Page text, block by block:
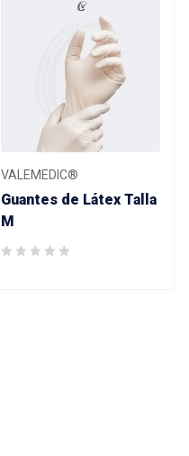
VALEMEDIC®
Guantes de Látex Talla
M